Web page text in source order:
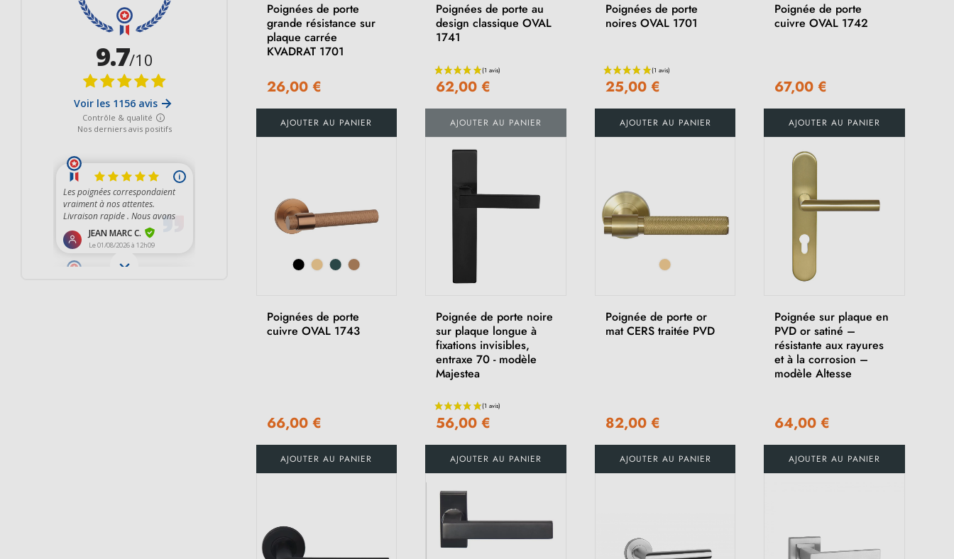
Poignées de porte
grande résistance sur
plaque carrée
KVADRAT 1701
26,00 €
AJOUTER AU PANIER
Poignées de porte au
design classique OVAL
1741
62,00 €
AJOUTER AU PANIER
Poignées de porte
noires OVAL 1701
25,00 €
AJOUTER AU PANIER
Poignée de porte
cuivre OVAL 1742
67,00 €
AJOUTER AU PANIER
Poignées de porte
cuivre OVAL 1743
66,00 €
AJOUTER AU PANIER
Poignée de porte noire
sur plaque longue à
fixations invisibles,
entraxe 70 - modèle
Majestea
56,00 €
AJOUTER AU PANIER
Poignée de porte or
mat CERS traitée PVD
82,00 €
AJOUTER AU PANIER
Poignée sur plaque en
PVD or satiné –
résistante aux rayures
et à la corrosion –
modèle Altesse
64,00 €
AJOUTER AU PANIER